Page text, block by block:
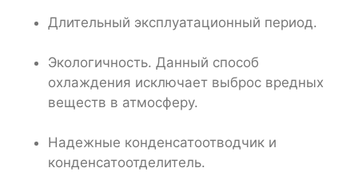
Длительный эксплуатационный период.
Экологичность. Данный способ
охлаждения исключает выброс вредных
веществ в атмосферу.
Надежные конденсатоотводчик и
конденсатоотделитель.